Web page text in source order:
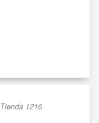
Tienda 1216